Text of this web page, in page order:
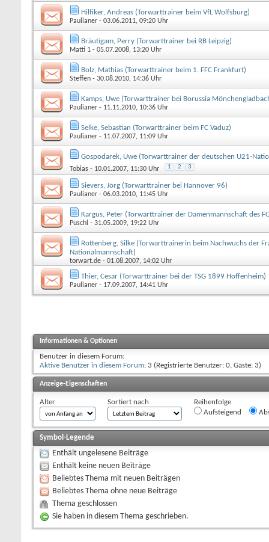
Hilfiker, Andreas (Torwarttrainer beim VfL Wolfsburg)
Paulianer - 03.06.2011, 09:20 Uhr
Bräutigam, Perry (Torwarttrainer bei RB Leipzig)
Matti 1 - 05.07.2008, 13:20 Uhr
Bolz, Mathias (Torwarttrainer beim 1. FFC Frankfurt)
Steffen - 30.08.2010, 14:36 Uhr
Kamps, Uwe (Torwarttrainer bei Borussia
Paulianer - 11.11.2010, 10:36 Uhr
Selke, Sebastian (Torwarttrainer beim FC Vaduz)
Paulianer - 11.07.2007, 11:09 Uhr
Gospodarek, Uwe (Torwarttrainer der deutschen U21-
Tobias - 10.01.2007, 11:30 Uhr 1 2 3
Sievers, Jörg (Torwarttrainer bei Hannover 96)
Paulianer - 06.03.2010, 11:45 Uhr
Kargus, Peter (Torwarttrainer der Damenmannschaft des
Puschl - 31.05.2009, 19:22 Uhr
Rottenberg, Silke (Torwarttrainerin beim Nachwuchs der
Nationalmannschaft)
torwart.de - 01.08.2007, 14:02 Uhr
Thier, Cesar (Torwarttrainer bei der TSG 1899 Hoffenheim)
Paulianer - 17.09.2007, 14:41 Uhr
Informationen & Optionen
Benutzer in diesem Forum:
Aktive Benutzer in diesem Forum: 3 (Registrierte Benutzer: 0, Gäste: 3)
Anzeige-Eigenschaften
Alter Sortiert nach
Reihenfolge
Aufsteigend
Symbol-Legende
Enthält ungelesene Beiträge
Enthält keine neuen Beiträge
Beliebtes Thema mit neuen Beiträgen
Beliebtes Thema ohne neue Beiträge
Thema geschlossen
Sie haben in diesem Thema geschrieben.